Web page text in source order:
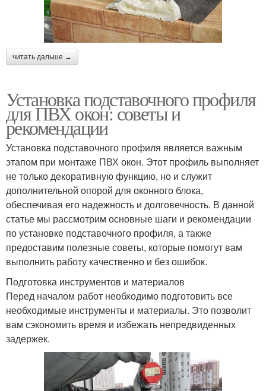
читать дальше →
Установка подставочного профиля
для ПВХ окон: советы и
рекомендации
Установка подставочного профиля является важным
этапом при монтаже ПВХ окон. Этот профиль выполняет
не только декоративную функцию, но и служит
дополнительной опорой для оконного блока,
обеспечивая его надежность и долговечность. В данной
статье мы рассмотрим основные шаги и рекомендации
по установке подставочного профиля, а также
предоставим полезные советы, которые помогут вам
выполнить работу качественно и без ошибок.
Подготовка инструментов и материалов
Перед началом работ необходимо подготовить все
необходимые инструменты и материалы. Это позволит
вам сэкономить время и избежать непредвиденных
задержек.